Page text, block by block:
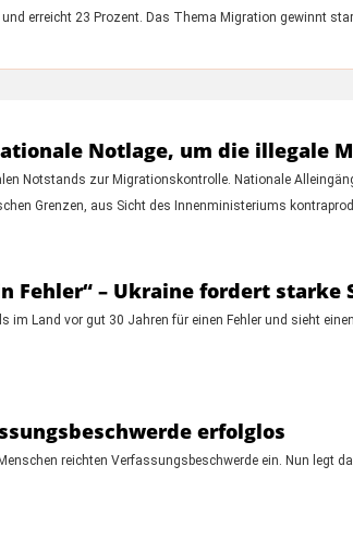
erreicht 23 Prozent. Das Thema Migration gewinnt
Notlage, um die illegale
Notstands zur Migrationskontrolle. Nationale
Grenzen, aus Sicht des Innenministeriums
Fehler“ – Ukraine fordert starke
Land vor gut 30 Jahren für einen Fehler und sieht
erfolglos
reichten Verfassungsbeschwerde ein. Nun legt